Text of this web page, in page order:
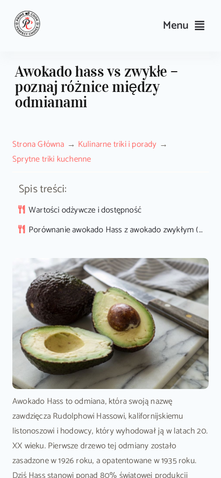
content
Menu
Kulinarne triki i porady
Search
for:
Awokado hass vs zwykłe –
poznaj różnice między
odmianami
Strona Główna
Kulinarne triki i porady
Sprytne triki kuchenne
Spis treści:
Wartości odżywcze i dostępność
Porównanie awokado Hass z awokado zwykłym (Fuerte)
Awokado Hass to odmiana, która swoją nazwę
zawdzięcza Rudolphowi Hassowi, kalifornijskiemu
listonoszowi i hodowcy, który wyhodował ją w latach 20.
XX wieku. Pierwsze drzewo tej odmiany zostało
zasadzone w 1926 roku, a opatentowane w 1935 roku.